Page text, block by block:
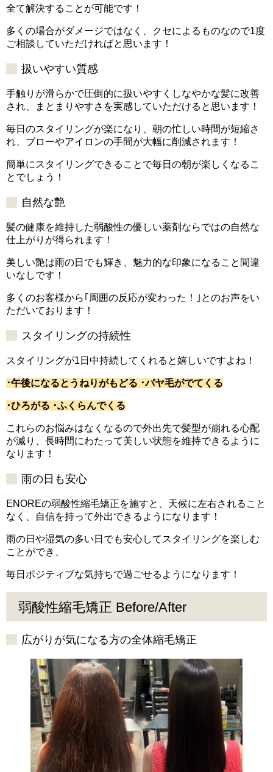
全て解決することが可能です！
多くの場合がダメージではなく、クセによるものなので1度
ご相談していただければと思います！
扱いやすい質感
手触りが滑らかで圧倒的に扱いやすくしなやかな髪に改善
され、まとまりやすさを実感していただけると思います！
毎日のスタイリングが楽になり、朝の忙しい時間が短縮さ
れ、ブローやアイロンの手間が大幅に削減されます！
簡単にスタイリングできることで毎日の朝が楽しくなるこ
とでしょう！
自然な艶
髪の健康を維持した弱酸性の優しい薬剤ならではの自然な
仕上がりが得られます！
美しい艶は雨の日でも輝き、魅力的な印象になること間違
いなしです！
多くのお客様から｢周囲の反応が変わった！｣とのお声をい
ただいております！
スタイリングの持続性
スタイリングが1日中持続してくれると嬉しいですよね！
･午後になるとうねりがもどる ･パヤ毛がでてくる
･ひろがる ･ふくらんでくる
これらのお悩みはなくなるので外出先で髪型が崩れる心配
が減り、長時間にわたって美しい状態を維持できるように
なります！
雨の日も安心
ENOREの弱酸性縮毛矯正を施すと、天候に左右されること
なく、自信を持って外出できるようになります！
雨の日や湿気の多い日でも安心してスタイリングを楽しむ
ことができ、
毎日ポジティブな気持ちで過ごせるようになります！
弱酸性縮毛矯正 Before/After
広がりが気になる方の全体縮毛矯正